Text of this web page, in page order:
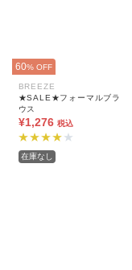
60% OFF
BREEZE
★SALE★フォーマルブラ
ウス
¥1,276 税込
在庫なし